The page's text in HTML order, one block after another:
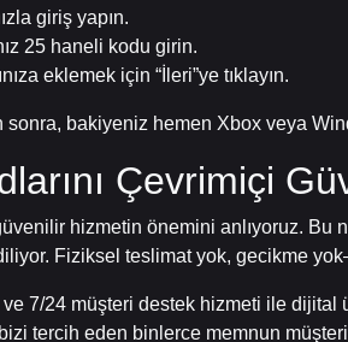
giriş yapın.
25 haneli kodu girin.
eklemek için “İleri”ye tıklayın.
sonra, bakiyeniz hemen Xbox veya
Çevrimiçi
hizmetin önemini anlıyoruz. Bu
Fiziksel teslimat yok, gecikme
7/24 müşteri destek hizmeti ile dijital
tercih eden binlerce memnun